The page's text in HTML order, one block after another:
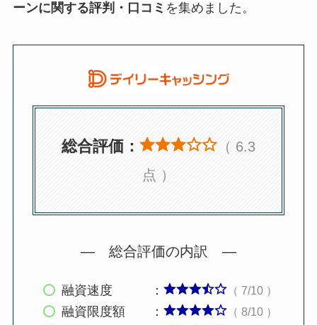
ーンに関する評判・口コミ を集めました。
総合評価：
（ 6.3
点 ）
— 総合評価の内訳 —
融資速度 ： （ 7/10 ）
融資限度額 ： （ 8/10 ）